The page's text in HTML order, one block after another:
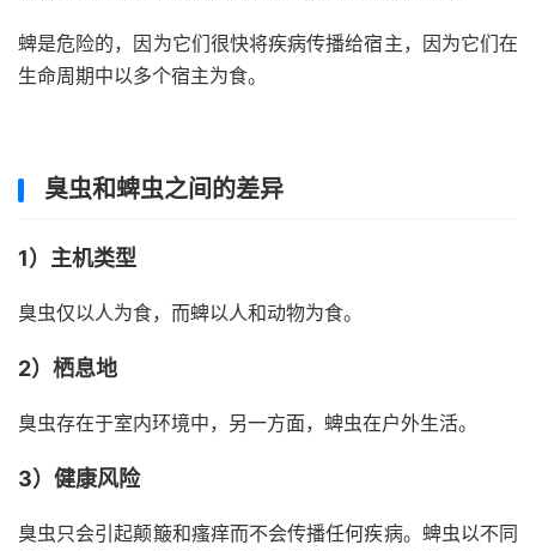
蜱是危险的，因为它们很快将疾病传播给宿主，因为它们在
生命周期中以多个宿主为食。
臭虫和蜱虫之间的差异
1）主机类型
臭虫仅以人为食，而蜱以人和动物为食。
2）栖息地
臭虫存在于室内环境中，另一方面，蜱虫在户外生活。
3）健康风险
臭虫只会引起颠簸和瘙痒而不会传播任何疾病。蜱虫以不同